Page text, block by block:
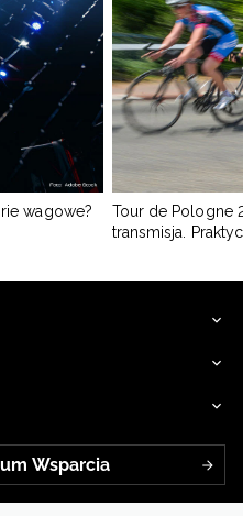
wagowe?
Tour de Pologne
transmisja.
Wsparcia